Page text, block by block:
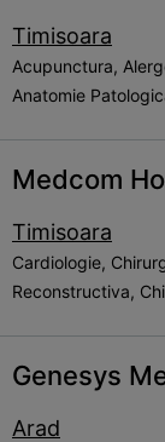
Timisoara
Acupunctura,
Anatomie
Medcom
Timisoara
Cardiologie,
Reconstructiva,
Genesys
Arad